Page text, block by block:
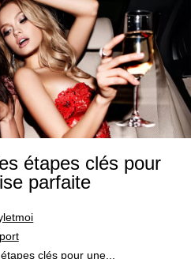
étapes clés pour
parfaite
clés pour une...